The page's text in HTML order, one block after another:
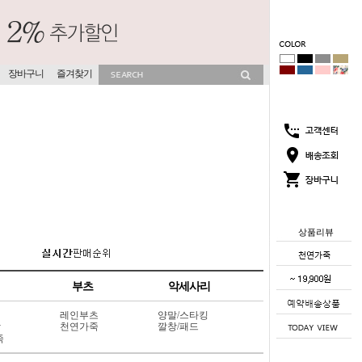
상품리뷰
장바구니 즐겨찾기
부츠 악세사리
레인부츠
천연가죽
양말/스타킹
깔창/패드